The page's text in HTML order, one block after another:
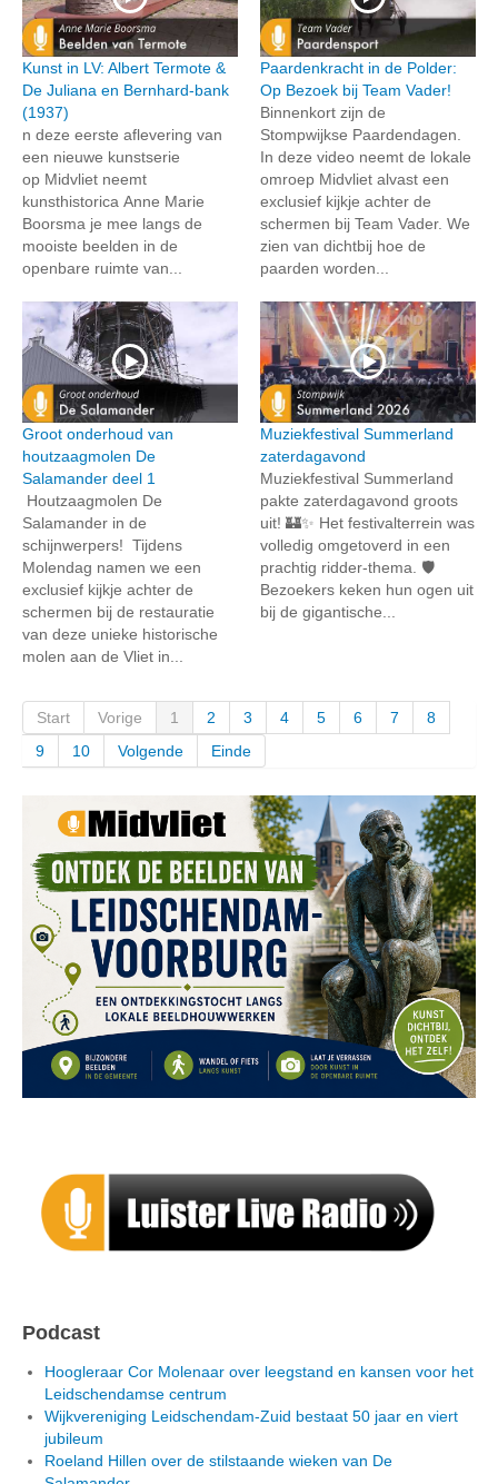
Kunst in LV: Albert Termote &
De Juliana en Bernhard-bank
(1937)
n deze eerste aflevering van
een nieuwe kunstserie
op Midvliet neemt
kunsthistorica Anne Marie
Boorsma je mee langs de
mooiste beelden in de
openbare ruimte van...
Paardenkracht in de Polder:
Op Bezoek bij Team Vader!
Binnenkort zijn de
Stompwijkse Paardendagen.
In deze video neemt de lokale
omroep Midvliet alvast een
exclusief kijkje achter de
schermen bij Team Vader. We
zien van dichtbij hoe de
paarden worden...
Groot onderhoud van
houtzaagmolen De
Salamander deel 1
Houtzaagmolen De
Salamander in de
schijnwerpers! Tijdens
Molendag namen we een
exclusief kijkje achter de
schermen bij de restauratie
van deze unieke historische
molen aan de Vliet in...
Muziekfestival Summerland
zaterdagavond
Muziekfestival Summerland
pakte zaterdagavond groots
uit! 🏰✨ Het festivalterrein was
volledig omgetoverd in een
prachtig ridder-thema. 🛡️
Bezoekers keken hun ogen uit
bij de gigantische...
Start Vorige 1 2 3 4 5 6 7
8
9
10 Volgende Einde
Podcast
Hoogleraar Cor Molenaar over leegstand en kansen voor het
Leidschendamse centrum
Wijkvereniging Leidschendam-Zuid bestaat 50 jaar en viert
jubileum
Roeland Hillen over de stilstaande wieken van De